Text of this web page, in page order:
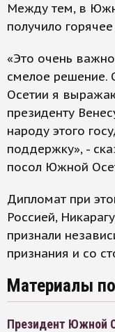
Между тем, в
получило
«Это очень
смелое решение.
Осетии я
президенту
народу этого
поддержку», -
посол Южной
Дипломат при
Россией,
признали
признания и со
Материалы
Президент Южной